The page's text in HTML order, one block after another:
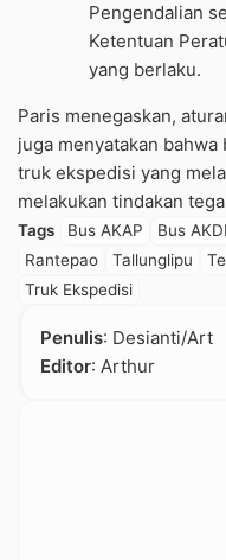
Pengendalian
Ketentuan
yang berlaku.
Paris menegaskan,
juga menyatakan bahwa
truk ekspedisi yang
melakukan tindakan
Tags Bus AKAP Bus
Rantepao
Tallunglipu
Truk Ekspedisi
Penulis: Desianti/Art
Editor: Arthur